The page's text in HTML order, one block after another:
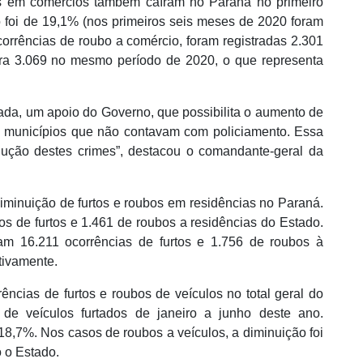
de 19,1% (nos primeiros seis meses de 2020 foram
de roubo a comércio, foram registradas 2.301
3.069 no mesmo período de 2020, o que representa
um apoio do Governo, que possibilita o aumento de
que não contavam com policiamento. Essa
destes crimes”, destacou o comandante-geral da
de furtos e roubos em residências no Paraná.
de furtos e 1.461 de roubos a residências do Estado.
16.211 ocorrências de furtos e 1.756 de roubos à
de furtos e roubos de veículos no total geral do
veículos furtados de janeiro a junho deste ano.
Nos casos de roubos a veículos, a diminuição foi
o Estado.